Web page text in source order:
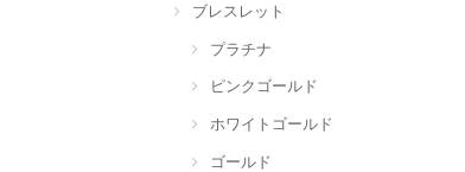
ブレスレット
プラチナ
ピンクゴールド
ホワイトゴールド
ゴールド